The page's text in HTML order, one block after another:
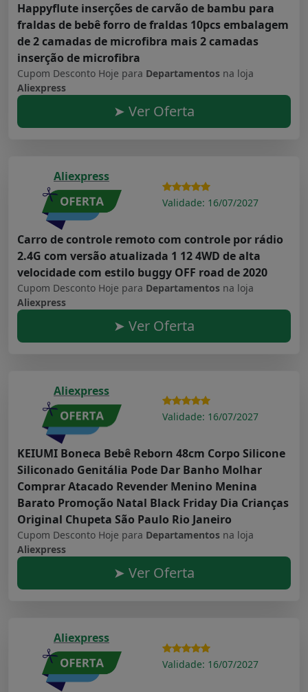
Happyflute inserções de carvão de bambu para
fraldas de bebê forro de fraldas 10pcs embalagem
de 2 camadas de microfibra mais 2 camadas
inserção de microfibra
Cupom Desconto Hoje para Departamentos na loja
Aliexpress
➤ Ver Oferta
Aliexpress
Validade: 16/07/2027
Carro de controle remoto com controle por rádio
2.4G com versão atualizada 1 12 4WD de alta
velocidade com estilo buggy OFF road de 2020
Cupom Desconto Hoje para Departamentos na loja
Aliexpress
➤ Ver Oferta
Aliexpress
Validade: 16/07/2027
KEIUMI Boneca Bebê Reborn 48cm Corpo Silicone
Siliconado Genitália Pode Dar Banho Molhar
Comprar Atacado Revender Menino Menina
Barato Promoção Natal Black Friday Dia Crianças
Original Chupeta São Paulo Rio Janeiro
Cupom Desconto Hoje para Departamentos na loja
Aliexpress
➤ Ver Oferta
Aliexpress
Validade: 16/07/2027